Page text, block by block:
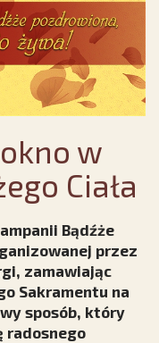
w
Ciała
Bądźże
przez
zamawiając
Sakramentu na
sposób, który
radosnego